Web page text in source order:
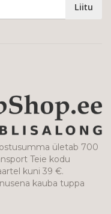
Liitu
ületab 700
Teie kodu
kuni 39 €.
kauba tuppa